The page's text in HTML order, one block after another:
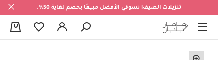
تنزيلات الصيف! تسوقي الأفضل مبيعًا بخصم لغاية 50%.